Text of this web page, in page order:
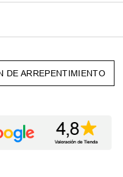
DE ARREPENTIMIENTO